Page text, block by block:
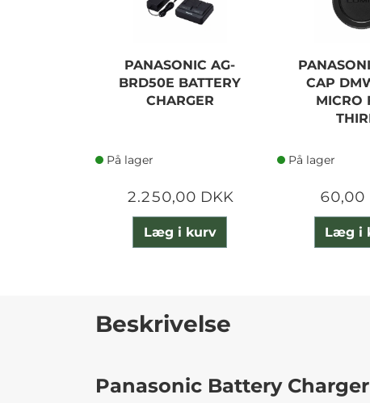
PANASONIC AG-
BRD50E BATTERY
CHARGER
På lager
2.250,00 DKK
Læg i kurv
CAP
MICRO
På lager
60,00
Læg i
Beskrivelse
Panasonic Battery Charger